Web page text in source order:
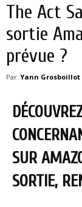
The Act
sortie
prévue ?
Par Yann Grosboillot
SUR
SORTIE,